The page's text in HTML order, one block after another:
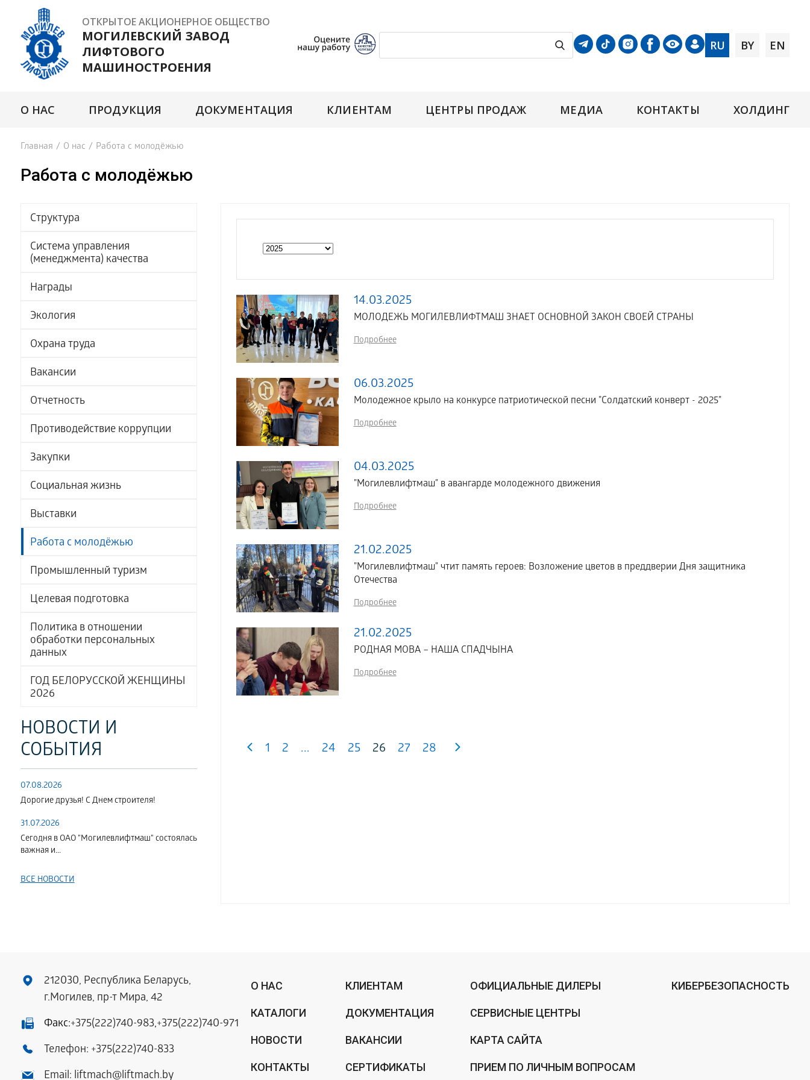
ОТКРЫТОЕ АКЦИОНЕРНОЕ ОБЩЕСТВО
МОГИЛЕВСКИЙ ЗАВОД
ЛИФТОВОГО
МАШИНОСТРОЕНИЯ
RU BY EN
О НАС ПРОДУКЦИЯ ДОКУМЕНТАЦИЯ КЛИЕНТАМ ЦЕНТРЫ ПРОДАЖ МЕДИА КОНТАКТЫ ХОЛДИНГ
Главная / О нас / Работа с молодёжью
Работа с молодёжью
Структура
Система управления
(менеджмента) качества
Награды
Экология
Охрана труда
Вакансии
Отчетность
Противодействие коррупции
Закупки
Социальная жизнь
Выставки
Работа с молодёжью
Промышленный туризм
Целевая подготовка
Политика в отношении
обработки персональных
данных
ГОД БЕЛОРУССКОЙ ЖЕНЩИНЫ
2026
НОВОСТИ И
СОБЫТИЯ
07.08.2026
Дорогие друзья! С Днем строителя!
31.07.2026
Сегодня в ОАО "Могилевлифтмаш" состоялась
важная и...
ВСЕ НОВОСТИ
14.03.2025
МОЛОДЕЖЬ МОГИЛЕВЛИФТМАШ ЗНАЕТ ОСНОВНОЙ ЗАКОН СВОЕЙ СТРАНЫ
Подробнее
06.03.2025
Молодежное крыло на конкурсе патриотической песни "Солдатский конверт - 2025"
Подробнее
04.03.2025
"Могилевлифтмаш" в авангарде молодежного движения
Подробнее
21.02.2025
"Могилевлифтмаш" чтит память героев: Возложение цветов в преддверии Дня защитника
Отечества
Подробнее
21.02.2025
РОДНАЯ МОВА – НАША СПАДЧЫНА
Подробнее
1 2 ... 24 25 26 27 28
212030, Республика Беларусь,
г.Могилев, пр-т Мира, 42
Факс:+375(222)740-983,+375(222)740-971
Телефон: +375(222)740-833
Email: liftmach@liftmach.by
О НАС
КАТАЛОГИ
НОВОСТИ
КОНТАКТЫ
КЛИЕНТАМ
ДОКУМЕНТАЦИЯ
ВАКАНСИИ
СЕРТИФИКАТЫ
ОФИЦИАЛЬНЫЕ ДИЛЕРЫ
СЕРВИСНЫЕ ЦЕНТРЫ
КАРТА САЙТА
ПРИЕМ ПО ЛИЧНЫМ ВОПРОСАМ
КИБЕРБЕЗОПАСНОСТЬ